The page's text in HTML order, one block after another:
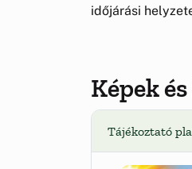
időjárási
Képek
Tájékoztató